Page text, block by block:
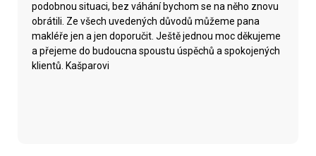
podobnou situaci, bez váhání bychom se na něho znovu
obrátili. Ze všech uvedených důvodů můžeme pana
makléře jen a jen doporučit. Ještě jednou moc děkujeme
a přejeme do budoucna spoustu úspěchů a spokojených
klientů. Kašparovi